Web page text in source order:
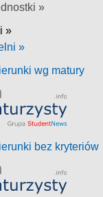
»
»
»
wg matury
bez kryteriów